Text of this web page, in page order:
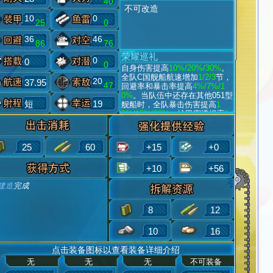
1025 0
0
3686 4676
0 0 0
37.95 2047
短 19
25 60 +15 +0
+10 +56
8 12
10 16
不可改造
荣耀巡礼
自身伤害提高10%/20%/30% 。
全队C国舰船航速增加1/2/3节，
回避率和暴击率提高4%/7%/1
0% 。当队伍中还存在其他051型
舰船时，全队暴击伤害提高1
0%/15%/20%，护甲穿透提高1
0%/15%/20%。
点击装备图标以查看装备详细介绍
无 无 无 不可装备
造完成